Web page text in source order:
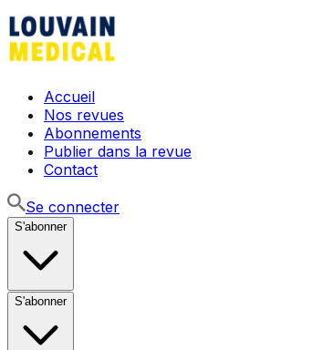
Accueil
Nos revues
Abonnements
Publier dans la revue
Contact
Se connecter
S'abonner
S'abonner